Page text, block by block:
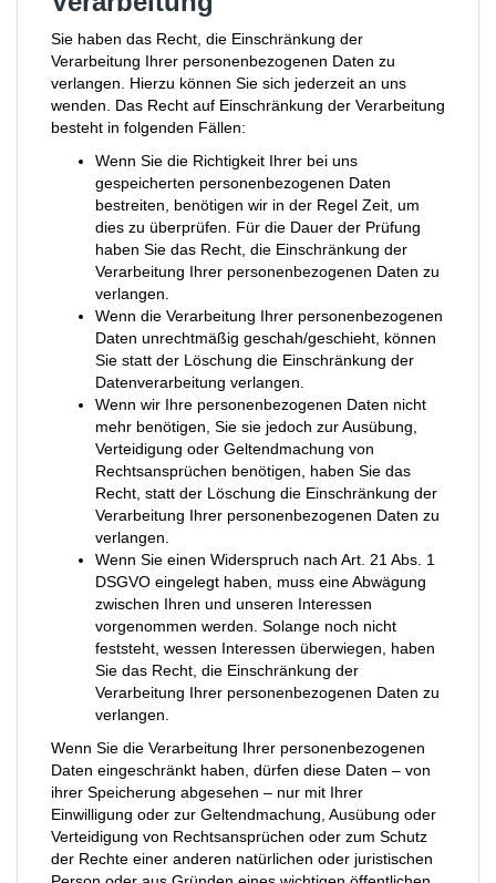
Sie haben das Recht, die Einschränkung der
Verarbeitung Ihrer personenbezogenen Daten zu
verlangen. Hierzu können Sie sich jederzeit an uns
wenden. Das Recht auf Einschränkung der Verarbeitung
besteht in folgenden Fällen:
Wenn Sie die Richtigkeit Ihrer bei uns
gespeicherten personenbezogenen Daten
bestreiten, benötigen wir in der Regel Zeit, um
dies zu überprüfen. Für die Dauer der Prüfung
haben Sie das Recht, die Einschränkung der
Verarbeitung Ihrer personenbezogenen Daten zu
verlangen.
Wenn die Verarbeitung Ihrer personenbezogenen
Daten unrechtmäßig geschah/geschieht, können
Sie statt der Löschung die Einschränkung der
Datenverarbeitung verlangen.
Wenn wir Ihre personenbezogenen Daten nicht
mehr benötigen, Sie sie jedoch zur Ausübung,
Verteidigung oder Geltendmachung von
Rechtsansprüchen benötigen, haben Sie das
Recht, statt der Löschung die Einschränkung der
Verarbeitung Ihrer personenbezogenen Daten zu
verlangen.
Wenn Sie einen Widerspruch nach Art. 21 Abs. 1
DSGVO eingelegt haben, muss eine Abwägung
zwischen Ihren und unseren Interessen
vorgenommen werden. Solange noch nicht
feststeht, wessen Interessen überwiegen, haben
Sie das Recht, die Einschränkung der
Verarbeitung Ihrer personenbezogenen Daten zu
verlangen.
Wenn Sie die Verarbeitung Ihrer personenbezogenen
Daten eingeschränkt haben, dürfen diese Daten – von
ihrer Speicherung abgesehen – nur mit Ihrer
Einwilligung oder zur Geltendmachung, Ausübung oder
Verteidigung von Rechtsansprüchen oder zum Schutz
der Rechte einer anderen natürlichen oder juristischen